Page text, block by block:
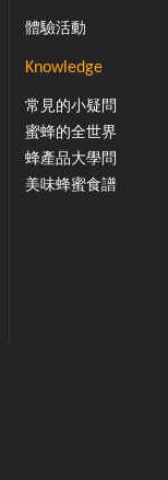
體驗活動
Knowledge
常見的小疑問
蜜蜂的全世界
蜂產品大學問
美味蜂蜜食譜